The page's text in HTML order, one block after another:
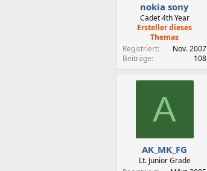
nokia sony
Cadet 4th Year
Ersteller dieses
Themas
Registriert
Nov. 2007
Beiträge
108
A
AK_MK_FG
Lt. Junior Grade